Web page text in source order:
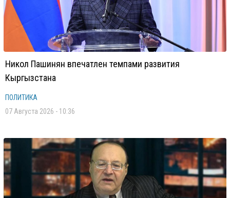
Никол Пашинян впечатлен темпами развития
Кыргызстана
ПОЛИТИКА
07 Августа 2026 - 10:36